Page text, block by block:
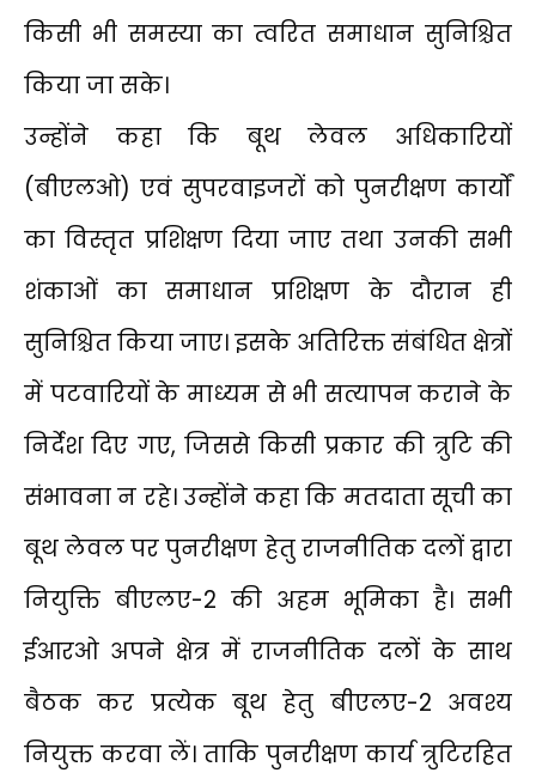
किसी भी समस्या का त्वरित समाधान सुनिश्चित
किया जा सके।
उन्होंने कहा कि बूथ लेवल अधिकारियों
(बीएलओ) एवं सुपरवाइजरों को पुनरीक्षण कार्यों
का विस्तृत प्रशिक्षण दिया जाए तथा उनकी सभी
शंकाओं का समाधान प्रशिक्षण के दौरान ही
सुनिश्चित किया जाए। इसके अतिरिक्त संबंधित क्षेत्रों
में पटवारियों के माध्यम से भी सत्यापन कराने के
निर्देश दिए गए, जिससे किसी प्रकार की त्रुटि की
संभावना न रहे। उन्होंने कहा कि मतदाता सूची का
बूथ लेवल पर पुनरीक्षण हेतु राजनीतिक दलों द्वारा
नियुक्ति बीएलए-2 की अहम भूमिका है। सभी
ईआरओ अपने क्षेत्र में राजनीतिक दलों के साथ
बैठक कर प्रत्येक बूथ हेतु बीएलए-2 अवश्य
नियुक्त करवा लें। ताकि पुनरीक्षण कार्य त्रुटिरहित